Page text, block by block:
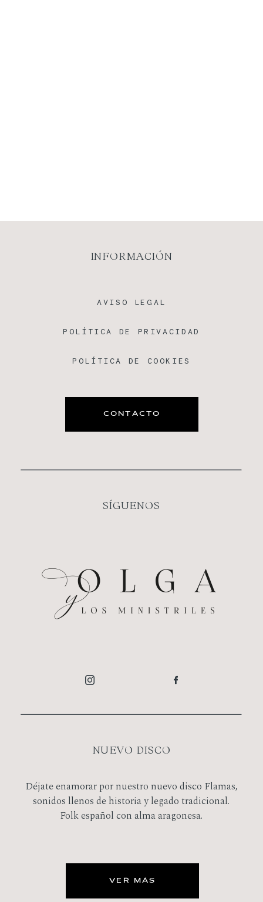
SÍGUENOS
NUEVO DISCO
INFORMACIÓN
AVISO LEGAL
Déjate enamorar por nuestro nuevo disco Flamas,
sonidos llenos de historia y legado tradicional.
Folk español con alma aragonesa.
POLÍTICA DE PRIVACIDAD
POLÍTICA DE COOKIES
VER MÁS
CONTACTO